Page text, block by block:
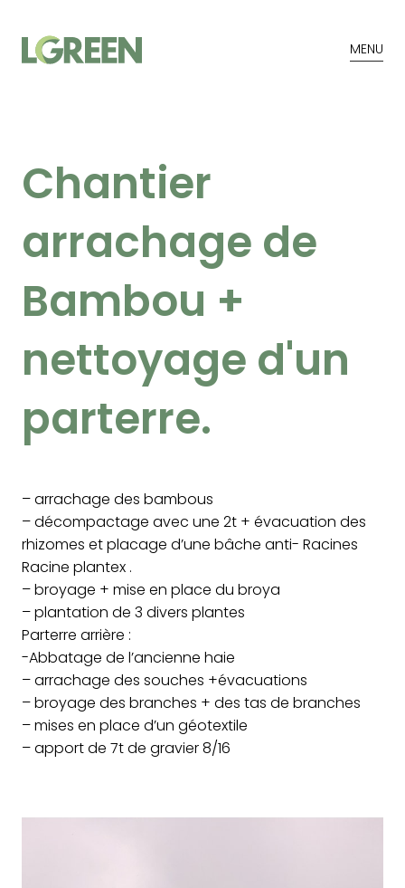
MENU
Chantier
arrachage de
Bambou +
nettoyage d'un
parterre.
– arrachage des bambous
– décompactage avec une 2t + évacuation des
rhizomes et placage d’une bâche anti- Racines
Racine plantex .
– broyage + mise en place du broya
– plantation de 3 divers plantes
Parterre arrière :
-Abbatage de l’ancienne haie
– arrachage des souches +évacuations
– broyage des branches + des tas de branches
– mises en place d’un géotextile
– apport de 7t de gravier 8/16